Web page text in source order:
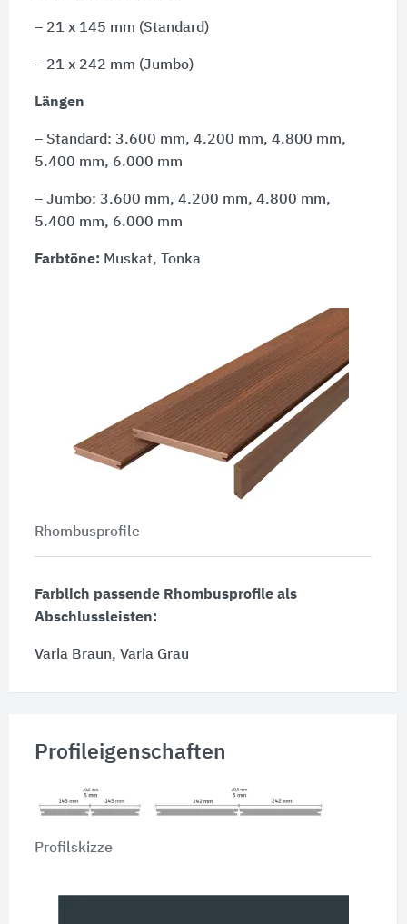
– 21 x 145 mm (Standard)
– 21 x 242 mm (Jumbo)
Längen
– Standard: 3.600 mm, 4.200 mm, 4.800 mm,
5.400 mm, 6.000 mm
– Jumbo: 3.600 mm, 4.200 mm, 4.800 mm,
5.400 mm, 6.000 mm
Farbtöne: Muskat, Tonka
Rhombusprofile
Farblich passende Rhombusprofile als
Abschlussleisten:
Varia Braun, Varia Grau
Profileigenschaften
Profilskizze